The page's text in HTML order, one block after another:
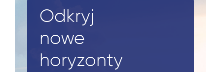
Odkryj
nowe
horyzonty